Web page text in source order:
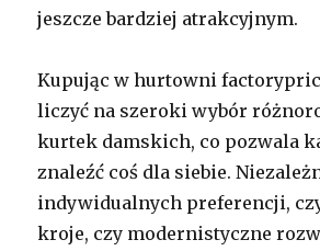
jeszcze bardziej atrakcyjnym.
Kupując w hurtowni
liczyć na szeroki wybór
kurtek damskich, co pozwala
znaleźć coś dla siebie.
indywidualnych preferencji,
kroje, czy modernistyczne